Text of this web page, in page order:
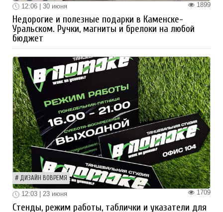
1899
12:06 | 30 июня
Недорогие и полезные подарки в Каменске-
Уральском. Ручки, магниты и брелоки на любой
бюджет
ДИЗАЙН ВОВРЕМЯ
1709
12:03 | 23 июня
Стенды, режим работы, таблички и указатели для